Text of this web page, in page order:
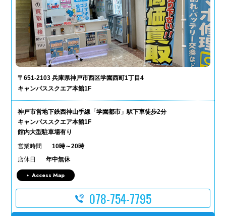
〒651-2103 兵庫県神戸市西区学園西町1丁目4
キャンパススクエア本館1F
神戸市営地下鉄西神山手線「学園都市」駅下車徒歩2分
キャンパススクエア本館1F
館内大型駐車場有り
営業時間
10時～20時
店休日
年中無休
Access Map
078-754-7795